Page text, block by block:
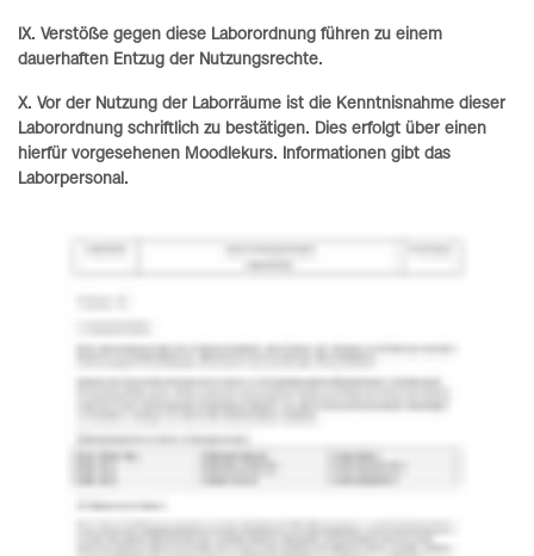
X. Verstöße gegen diese Laborordnung führen zu einem
dauerhaften Entzug der Nutzungs­rechte.
X. Vor der Nutzung der Laborräume ist die Kenntnisnahme dieser
Labor­ord­nung schriftlich zu bestätigen. Dies erfolgt über einen
hierfür vorgesehenen Moodlekurs. Informationen gibt das
Laborpersonal.